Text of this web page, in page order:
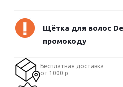
Щётка для волос
промокоду
Бесплатная доставка
от 1000 р